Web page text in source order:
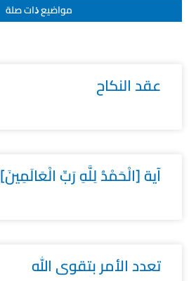
مواضيع ﺫات صلة
عقد النكاح
آية [الْحَمْدُ لِلَّهِ رَبِّ الْعَالَمِينَ]
تعدد الأمر بتقوى الله